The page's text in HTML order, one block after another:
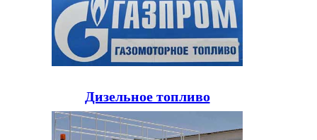
Дизельное топливо